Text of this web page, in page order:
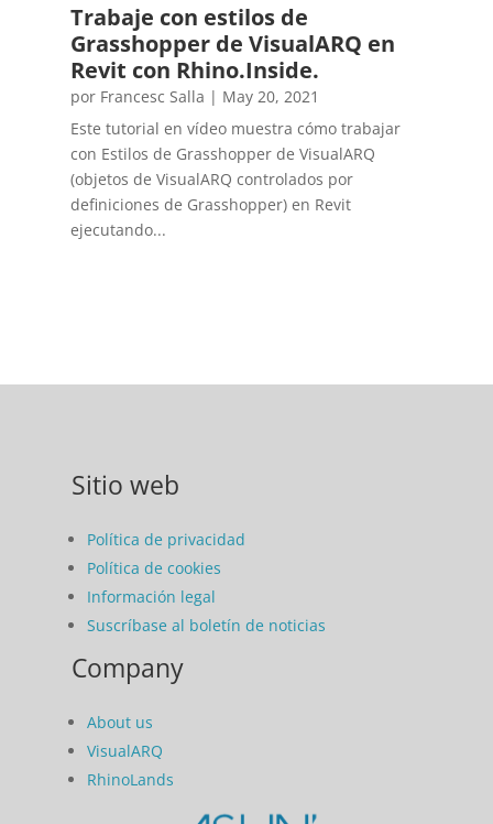
Trabaje con estilos de
Grasshopper de VisualARQ en
Revit con Rhino.Inside.
por Francesc Salla | May 20, 2021
Este tutorial en vídeo muestra cómo trabajar
con Estilos de Grasshopper de VisualARQ
(objetos de VisualARQ controlados por
definiciones de Grasshopper) en Revit
ejecutando...
Sitio web
Política de privacidad
Política de cookies
Información legal
Suscríbase al boletín de noticias
Company
About us
VisualARQ
RhinoLands